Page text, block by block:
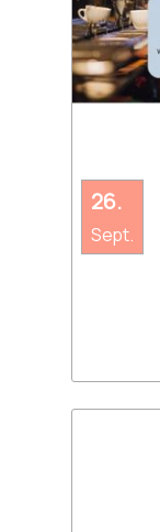
26.
Sept.